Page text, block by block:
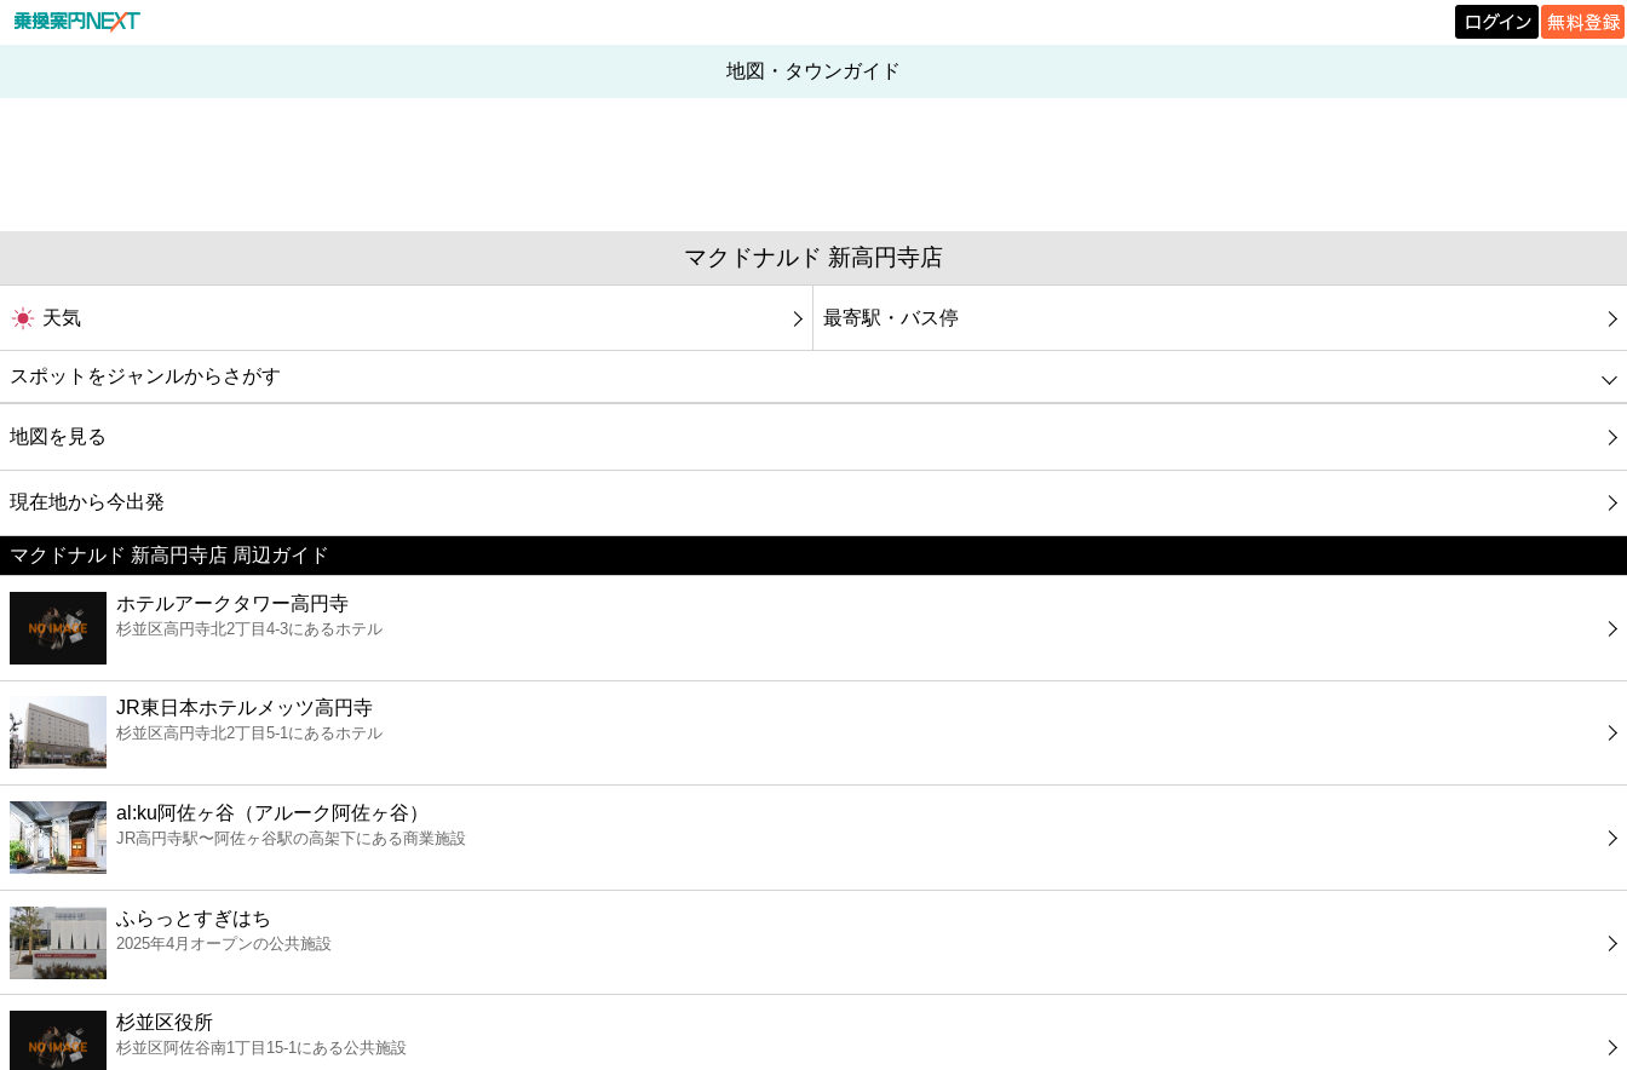
地図・タウンガイド
マクドナルド 新高円寺店
天気 最寄駅・バス停
スポットをジャンルからさがす
グルメ
映画
美容
コンビニ
薬局
スーパー
エンタメ
レジャー
書店
ファミレス
地図を見る
現在地から今出発
マクドナルド 新高円寺店 周辺ガイド
ホテルアークタワー高円寺
杉並区高円寺北2丁目4-3にあるホテル
JR東日本ホテルメッツ高円寺
杉並区高円寺北2丁目5-1にあるホテル
al:ku阿佐ヶ谷（アルーク阿佐ヶ谷）
JR高円寺駅〜阿佐ヶ谷駅の高架下にある商業施設
ふらっとすぎはち
2025年4月オープンの公共施設
杉並区役所
杉並区阿佐谷南1丁目15-1にある公共施設